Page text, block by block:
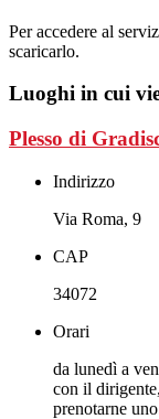
Per accedere al
scaricarlo.
Luoghi in cui
Plesso di
Indirizzo
Via Roma, 9
CAP
34072
Orari
da lunedì a
con il
prenotarne